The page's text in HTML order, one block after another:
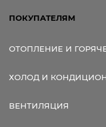
ПОКУПАТЕЛЯМ
ОТОПЛЕНИЕ И
ХОЛОД И
ВЕНТИЛЯЦИЯ